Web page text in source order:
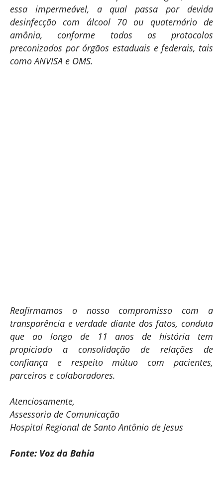
essa impermeável, a qual passa por devida
desinfecção com álcool 70 ou quaternário de
amônia, conforme todos os protocolos
preconizados por órgãos estaduais e federais, tais
como ANVISA e OMS.
Reafirmamos o nosso compromisso com a
transparência e verdade diante dos fatos, conduta
que ao longo de 11 anos de história tem
propiciado a consolidação de relações de
confiança e respeito mútuo com pacientes,
parceiros e colaboradores.
Atenciosamente,
Assessoria de Comunicação
Hospital Regional de Santo Antônio de Jesus
Fonte: Voz da Bahia